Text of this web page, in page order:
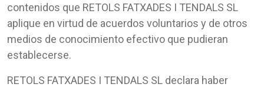
contenidos que RETOLS FATXADES I TENDALS SL
aplique en virtud de acuerdos voluntarios y de otros
medios de conocimiento efectivo que pudieran
establecerse.
RETOLS FATXADES I TENDALS SL declara haber